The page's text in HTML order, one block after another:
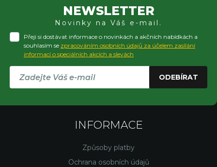
NEWSLETTER
Novinky na Váš e-mail.
Přeji si dostávat informace o novinkách a akčních nabídkách a
souhlasím se zpracováním osobních údajů za účelem zasílání
informací o speciálních akcích a slevách
ODEBÍRAT
INFORMACE
Způsoby platby
Ochrana osobních údajů